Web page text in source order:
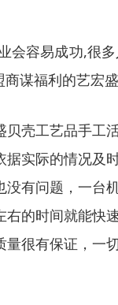
会容易成功,很
谋福利的艺宏
壳工艺品手
实际的情况
有问题，一
的时间就能
很有保证，